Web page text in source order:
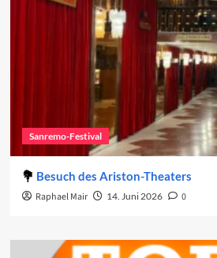
Sanremo-Festival
Besuch des Ariston-Theaters
Raphael Mair 14. Juni 2026 0